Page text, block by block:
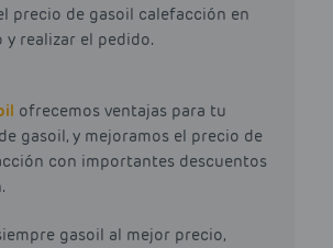
precio de gasoil calefacción en
realizar el pedido.
ofrecemos ventajas para tu
gasoil, y mejoramos el precio de
con importantes descuentos
gasoil al mejor precio,